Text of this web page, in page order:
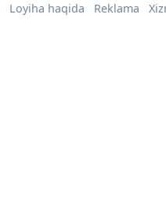
Loyiha haqida Reklama